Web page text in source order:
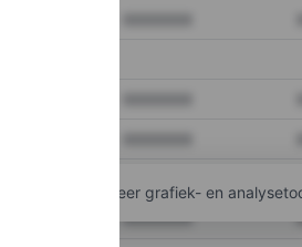
XXXXXXX
te krijgen tot meer grafiek- en